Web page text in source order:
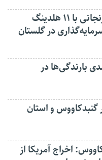
استاندار: بابک زنجانی با ۱۱ هلدینگ
در گلستان
۵۳ درصدی بارندگی‌ها در
و استان
اخراج آمریکا از